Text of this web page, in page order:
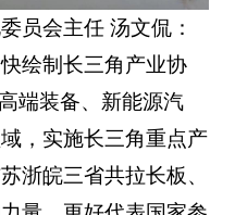
员会主任 汤文侃：
绘制长三角产业协
端装备、新能源汽
，实施长三角重点产
浙皖三省共拉长板、